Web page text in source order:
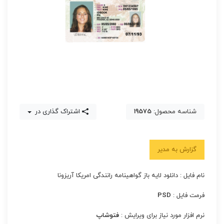
شناسه محصول: 19575 اشتراک گذاری در
گزارش به مدیر
نام فایل : دانلود لایه باز گواهینامه رانندگی امریکا آریزونا
فرمت فایل : PSD
نرم افزار مورد نیاز برای ویرایش : فتوشاپ